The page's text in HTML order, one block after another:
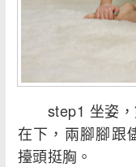
step1 坐姿，
在下，兩腳腳跟
擡頭挺胸。